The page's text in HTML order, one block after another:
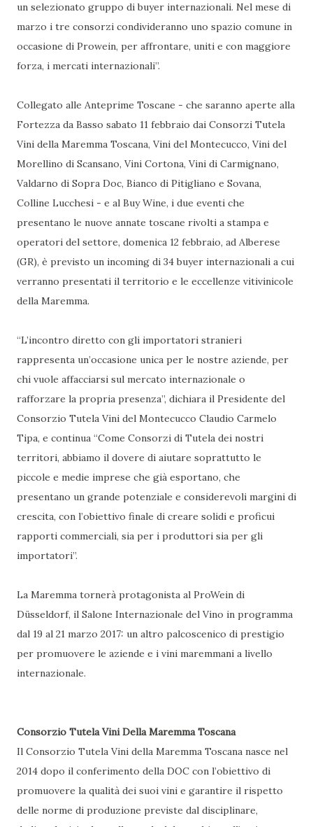
un selezionato gruppo di buyer internazionali. Nel mese di
marzo i tre consorzi condivideranno uno spazio comune in
occasione di Prowein, per affrontare, uniti e con maggiore
forza, i mercati internazionali”.
Collegato alle Anteprime Toscane - che saranno aperte alla
Fortezza da Basso sabato 11 febbraio dai Consorzi Tutela
Vini della Maremma Toscana, Vini del Montecucco, Vini del
Morellino di Scansano, Vini Cortona, Vini di Carmignano,
Valdarno di Sopra Doc, Bianco di Pitigliano e Sovana,
Colline Lucchesi - e al Buy Wine, i due eventi che
presentano le nuove annate toscane rivolti a stampa e
operatori del settore, domenica 12 febbraio, ad Alberese
(GR), è previsto un incoming di 34 buyer internazionali a cui
verranno presentati il territorio e le eccellenze vitivinicole
della Maremma.
“L’incontro diretto con gli importatori stranieri
rappresenta un’occasione unica per le nostre aziende, per
chi vuole affacciarsi sul mercato internazionale o
rafforzare la propria presenza”, dichiara il Presidente del
Consorzio Tutela Vini del Montecucco Claudio Carmelo
Tipa, e continua “Come Consorzi di Tutela dei nostri
territori, abbiamo il dovere di aiutare soprattutto le
piccole e medie imprese che già esportano, che
presentano un grande potenziale e considerevoli margini di
crescita, con l’obiettivo finale di creare solidi e proficui
rapporti commerciali, sia per i produttori sia per gli
importatori”.
La Maremma tornerà protagonista al ProWein di
Düsseldorf, il Salone Internazionale del Vino in programma
dal 19 al 21 marzo 2017: un altro palcoscenico di prestigio
per promuovere le aziende e i vini maremmani a livello
internazionale.
Consorzio Tutela Vini Della Maremma Toscana
Il Consorzio Tutela Vini della Maremma Toscana nasce nel
2014 dopo il conferimento della DOC con l’obiettivo di
promuovere la qualità dei suoi vini e garantire il rispetto
delle norme di produzione previste dal disciplinare,